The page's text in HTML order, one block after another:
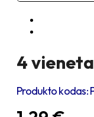
4
Produkto kodas: